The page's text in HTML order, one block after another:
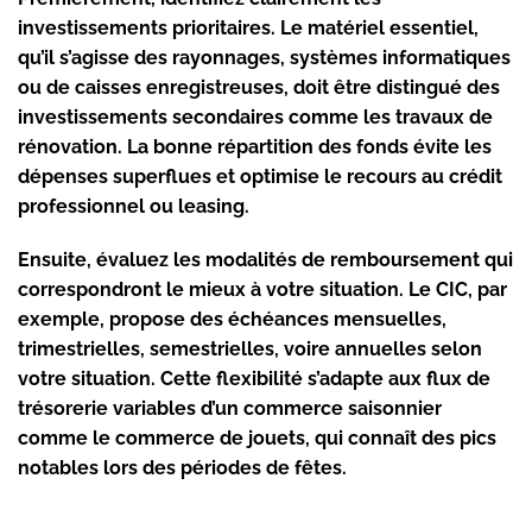
investissements prioritaires. Le matériel essentiel,
qu’il s’agisse des rayonnages, systèmes informatiques
ou de caisses enregistreuses, doit être distingué des
investissements secondaires comme les travaux de
rénovation. La bonne répartition des fonds évite les
dépenses superflues et optimise le recours au crédit
professionnel ou leasing.
Ensuite, évaluez les modalités de remboursement qui
correspondront le mieux à votre situation. Le CIC, par
exemple, propose des échéances mensuelles,
trimestrielles, semestrielles, voire annuelles selon
votre situation. Cette flexibilité s’adapte aux flux de
trésorerie variables d’un commerce saisonnier
comme le commerce de jouets, qui connaît des pics
notables lors des périodes de fêtes.